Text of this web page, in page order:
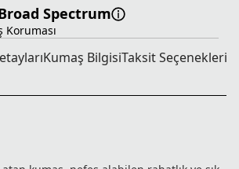
Spectrum
Koruması
Kumaş BilgisiTaksit Seçenekleri